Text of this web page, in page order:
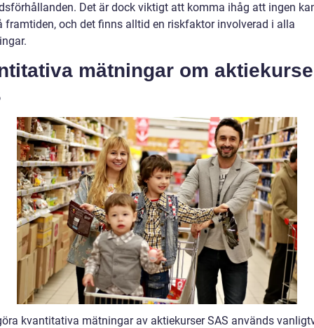
Det är dock viktigt att komma ihåg att ingen
framtiden, och det finns alltid en riskfaktor involverad i alla
mätningar om
kvantitativa mätningar av aktiekurser SAS används